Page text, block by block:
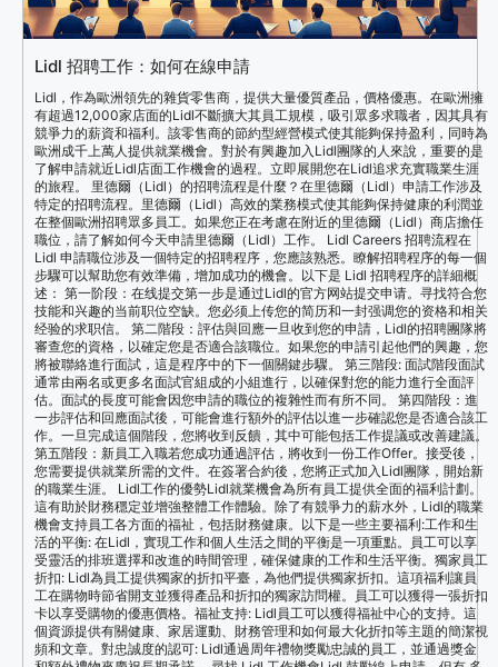
Lidl 招聘工作：如何在線申請
Lidl，作為歐洲領先的雜貨零售商，提供大量優質產品，價格優惠。在歐洲擁
有超過12,000家店面的Lidl不斷擴大其員工規模，吸引眾多求職者，因其具有
競爭力的薪資和福利。該零售商的節約型經營模式使其能夠保持盈利，同時為
歐洲成千上萬人提供就業機會。對於有興趣加入Lidl團隊的人來說，重要的是
了解申請就近Lidl店面工作機會的過程。立即展開您在Lidl追求充實職業生涯
的旅程。 里德爾（Lidl）的招聘流程是什麼？在里德爾（Lidl）申請工作涉及
特定的招聘流程。里德爾（Lidl）高效的業務模式使其能夠保持健康的利潤並
在整個歐洲招聘眾多員工。如果您正在考慮在附近的里德爾（Lidl）商店擔任
職位，請了解如何今天申請里德爾（Lidl）工作。 Lidl Careers 招聘流程在
Lidl 申請職位涉及一個特定的招聘程序，您應該熟悉。瞭解招聘程序的每一個
步驟可以幫助您有效準備，增加成功的機會。以下是 Lidl 招聘程序的詳細概
述： 第一阶段：在线提交第一步是通过Lidl的官方网站提交申请。寻找符合您
技能和兴趣的当前职位空缺。您必须上传您的简历和一封强调您的资格和相关
经验的求职信。 第二階段：評估與回應一旦收到您的申請，Lidl的招聘團隊將
審查您的資格，以確定您是否適合該職位。如果您的申請引起他們的興趣，您
將被聯絡進行面試，這是程序中的下一個關鍵步驟。 第三階段: 面試階段面試
通常由兩名或更多名面試官組成的小組進行，以確保對您的能力進行全面評
估。面試的長度可能會因您申請的職位的複雜性而有所不同。 第四階段：進
一步評估和回應面試後，可能會進行額外的評估以進一步確認您是否適合該工
作。一旦完成這個階段，您將收到反饋，其中可能包括工作提議或改善建議。
第五階段：新員工入職若您成功通過評估，將收到一份工作Offer。接受後，
您需要提供就業所需的文件。在簽署合約後，您將正式加入Lidl團隊，開始新
的職業生涯。 Lidl工作的優勢Lidl就業機會為所有員工提供全面的福利計劃。
這有助於財務穩定並增強整體工作體驗。除了有競爭力的薪水外，Lidl的職業
機會支持員工各方面的福祉，包括財務健康。以下是一些主要福利:工作和生
活的平衡: 在Lidl，實現工作和個人生活之間的平衡是一項重點。員工可以享
受靈活的排班選擇和改進的時間管理，確保健康的工作和生活平衡。獨家員工
折扣: Lidl為員工提供獨家的折扣平臺，為他們提供獨家折扣。這項福利讓員
工在購物時節省開支並獲得產品和折扣的獨家訪問權。員工可以獲得一張折扣
卡以享受購物的優惠價格。福祉支持: Lidl員工可以獲得福祉中心的支持。這
個資源提供有關健康、家居運動、財務管理和如何最大化折扣等主題的簡潔視
頻和文章。對忠誠度的認可: Lidl通過周年禮物獎勵忠誠的員工，並通過獎金